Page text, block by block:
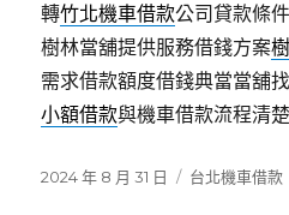
轉竹北機車借款公司貸款條
樹林當舖提供服務借錢方案
需求借款額度借錢典當當舖
小額借款與機車借款流程清
發
2024 年 8 月 31 日
分
台北機車借款